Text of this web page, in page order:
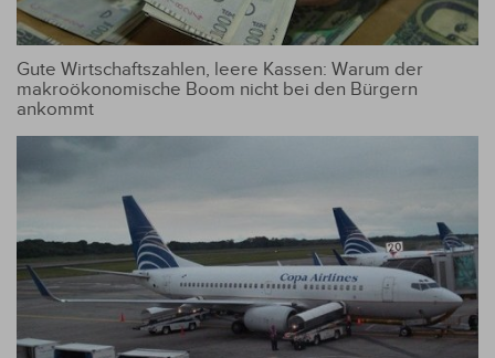
Gute Wirtschaftszahlen, leere Kassen: Warum der
makroökonomische Boom nicht bei den Bürgern
ankommt